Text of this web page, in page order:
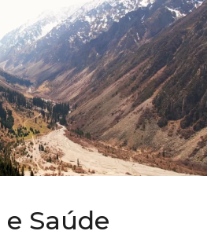
Saúde